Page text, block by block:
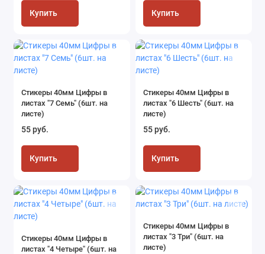
Купить Купить
Стикеры 40мм Цифры в
листах "7 Семь" (6шт. на
листе)
55 руб.
Купить
Стикеры 40мм Цифры в
листах "6 Шесть" (6шт. на
листе)
55 руб.
Купить
Стикеры 40мм Цифры в
листах "4 Четыре" (6шт. на
Стикеры 40мм Цифры в
листах "3 Три" (6шт. на
листе)